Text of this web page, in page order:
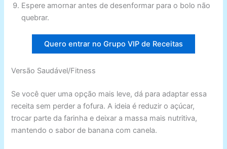
Espere amornar antes de desenformar para o bolo não
quebrar.
Quero entrar no Grupo VIP de Receitas
Versão Saudável/Fitness
Se você quer uma opção mais leve, dá para adaptar essa
receita sem perder a fofura. A ideia é reduzir o açúcar,
trocar parte da farinha e deixar a massa mais nutritiva,
mantendo o sabor de banana com canela.